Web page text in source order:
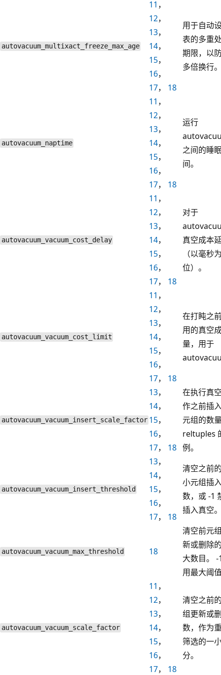
autovacuum_multixact_freeze_max_age
11 ，
12，
13，
14，
15，
16，
17， 18
用于自动
表的多重
期限，以
多倍换行
autovacuum_naptime
11 ，
12，
13，
14，
15，
16，
17， 18
运行
之间的睡
间。
autovacuum_vacuum_cost_delay
11 ，
12，
13，
14，
15，
16，
17， 18
对于
真空成本
（以毫秒
位）。
autovacuum_vacuum_cost_limit
11 ，
12，
13，
14，
15，
16，
17， 18
在打盹之
用的真空
量，用于
autovacuum_vacuum_insert_scale_factor
13，
14，
15，
16，
17， 18
在执行真
作之前插
元组的数
reltuples
例。
autovacuum_vacuum_insert_threshold
13，
14，
15，
16，
17， 18
清空之前
小元组插
数，或 -1
插入真空
autovacuum_vacuum_max_threshold 18
清空前元
新或删除
大数目。 -
用最大阈
autovacuum_vacuum_scale_factor
11 ，
12，
13，
14，
15，
16，
17， 18
清空之前
组更新或
数，作为
筛选的一
分。